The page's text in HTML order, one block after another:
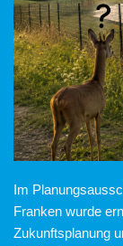
Im
Franken wurde
Zukunftsplanung